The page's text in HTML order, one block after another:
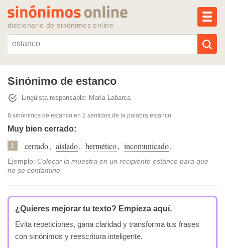
diccionario de sinónimos online
Reescribir texto con IA
Sinónimos populares
Temas recientes
Sinónimo de estanco
Lingüista responsable: María Labarca
6 sinónimos de estanco en 2 sentidos de la palabra estanco:
Muy bien cerrado:
1 cerrado, aislado, hermético, incomunicado.
Ejemplo: Colocar la muestra en un recipiente estanco para que
no se contamine.
¿Quieres mejorar tu texto? Empieza aquí.
Evita repeticiones, gana claridad y transforma tus frases
con sinónimos y reescritura inteligente.